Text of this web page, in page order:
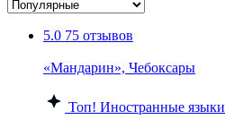
5.0 75 отзывов
«Мандарин», Чебоксары
Топ! Иностранные языки